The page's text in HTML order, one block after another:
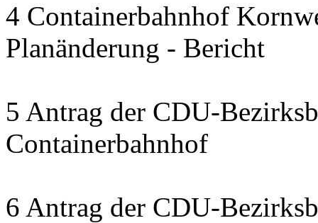
4 Containerbahnhof
Planänderung - Bericht
5 Antrag der CDU-
Containerbahnhof
6 Antrag der CDU-